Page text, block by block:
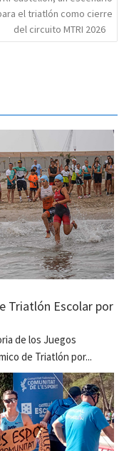
el triatlón como cierre
del circuito MTRI 2026
Triatlón Escolar por
de los Juegos
de Triatlón por...